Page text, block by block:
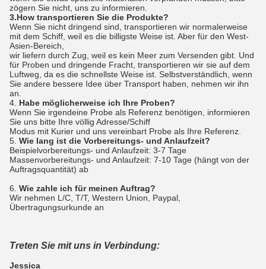
zögern Sie nicht, uns zu informieren.
3.How transportieren Sie die Produkte?
Wenn Sie nicht dringend sind, transportieren wir normalerweise
mit dem Schiff, weil es die billigste Weise ist. Aber für den West-
Asien-Bereich,
wir liefern durch Zug, weil es kein Meer zum Versenden gibt. Und
für Proben und dringende Fracht, transportieren wir sie auf dem
Luftweg, da es die schnellste Weise ist. Selbstverständlich, wenn
Sie andere bessere Idee über Transport haben, nehmen wir ihn
an.
4. Habe möglicherweise ich Ihre Proben?
Wenn Sie irgendeine Probe als Referenz benötigen, informieren
Sie uns bitte Ihre völlig Adresse/Schiff
Modus mit Kurier und uns vereinbart Probe als Ihre Referenz.
5. Wie lang ist die Vorbereitungs- und Anlaufzeit?
Beispielvorbereitungs- und Anlaufzeit: 3-7 Tage
Massenvorbereitungs- und Anlaufzeit: 7-10 Tage (hängt von der
Auftragsquantität) ab
6. Wie zahle ich für meinen Auftrag?
Wir nehmen L/C, T/T, Western Union, Paypal,
Übertragungsurkunde an
Treten Sie mit uns in Verbindung:
Jessica